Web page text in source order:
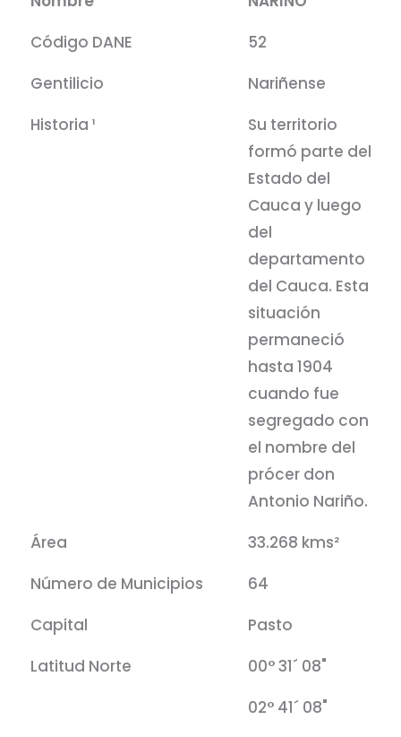
Código DANE
52
Gentilicio
Nariñense
Historia ¹
Su territorio
formó parte del
Estado del
Cauca y luego
del
departamento
del Cauca. Esta
situación
permaneció
hasta 1904
cuando fue
segregado con
el nombre del
prócer don
Antonio Nariño.
Área
33.268 kms²
Número de Municipios
64
Capital
Pasto
Latitud Norte
00° 31´ 08"
02° 41´ 08"